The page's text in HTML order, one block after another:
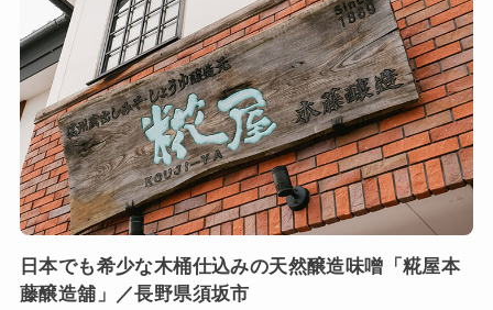
日本でも希少な木桶仕込みの天然醸造味噌「糀屋本
藤醸造舖」／長野県須坂市